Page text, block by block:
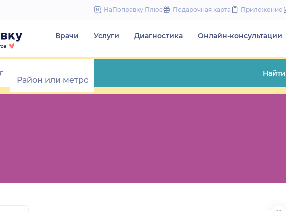
to
НаПоправку Плюс Подарочная карта Приложение
Врачи Услуги Диагностика Онлайн-консультации
Найти